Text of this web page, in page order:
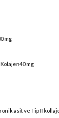
mg
mg
asit ve Tip II